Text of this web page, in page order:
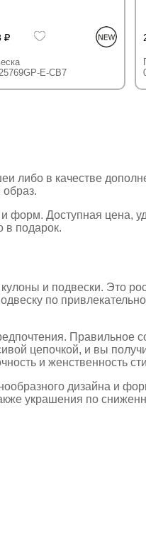
E-CB7
либо в качестве
форм. Доступная цена,
в подарок.
и подвески. Это
по
Правильное
цепочкой, и вы
и женственность
дизайна и
украшения по